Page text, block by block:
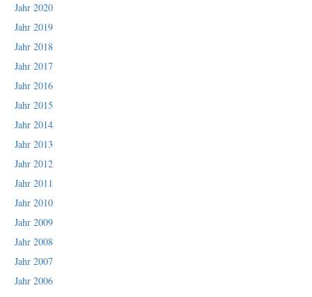
Jahr 2020
Jahr 2019
Jahr 2018
Jahr 2017
Jahr 2016
Jahr 2015
Jahr 2014
Jahr 2013
Jahr 2012
Jahr 2011
Jahr 2010
Jahr 2009
Jahr 2008
Jahr 2007
Jahr 2006